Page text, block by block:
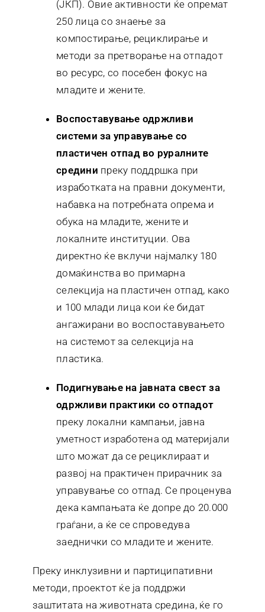
(ЈКП). Овие активности ќе опремат
250 лица со знаење за
компостирање, рециклирање и
методи за претворање на отпадот
во ресурс, со посебен фокус на
младите и жените.
Воспоставување одржливи
системи за управување со
пластичен отпад во руралните
средини преку поддршка при
изработката на правни документи,
набавка на потребната опрема и
обука на младите, жените и
локалните институции. Ова
директно ќе вклучи најмалку 180
домаќинства во примарна
селекција на пластичен отпад, како
и 100 млади лица кои ќе бидат
ангажирани во воспоставувањето
на системот за селекција на
пластика.
Подигнување на јавната свест за
одржливи практики со отпадот
преку локални кампањи, јавна
уметност изработена од материјали
што можат да се рециклираат и
развој на практичен прирачник за
управување со отпад. Се проценува
дека кампањата ќе допре до 20.000
граѓани, а ќе се спроведува
заеднички со младите и жените.
Преку инклузивни и партиципативни
методи, проектот ќе ја поддржи
заштитата на животната средина, ќе го